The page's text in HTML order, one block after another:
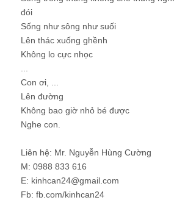
đói
Sống như sông như suối
Lên thác xuống ghềnh
Không lo cực nhọc
Con ơi, ...
Lên đường
Không bao giờ nhỏ bé được
Nghe con.
Liên hệ: Mr. Nguyễn Hùng Cường
M: 0988 833 616
E: kinhcan24@gmail.com
Fb: fb.com/kinhcan24